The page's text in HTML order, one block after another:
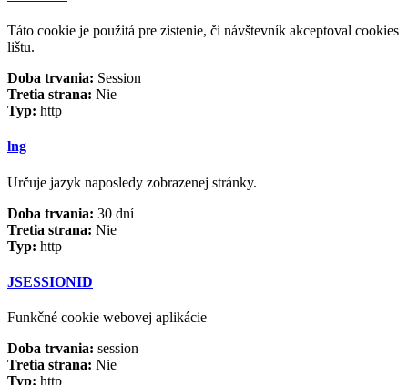
Táto cookie je použitá pre zistenie, či návštevník akceptoval cookies
lištu.
Doba trvania: Session
Tretia strana: Nie
Typ: http
lng
Určuje jazyk naposledy zobrazenej stránky.
Doba trvania: 30 dní
Tretia strana: Nie
Typ: http
JSESSIONID
Funkčné cookie webovej aplikácie
Doba trvania: session
Tretia strana: Nie
Typ: http